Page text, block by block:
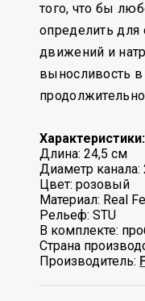
того, что бы
определить
движений и
выносливость в
Характеристики:
Длина: 24,5 см
Диаметр канала:
Цвет: розовый
Материал: Real
Рельеф: STU
В комплекте:
Страна
Производитель: